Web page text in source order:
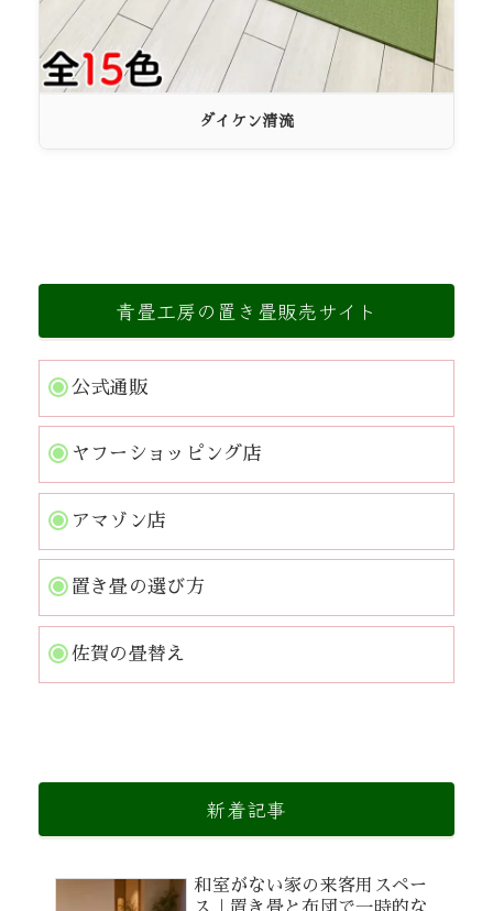
ダイケン清流
青畳工房の置き畳販売サイト
公式通販
ヤフーショッピング店
アマゾン店
置き畳の選び方
佐賀の畳替え
新着記事
和室がない家の来客用スペー